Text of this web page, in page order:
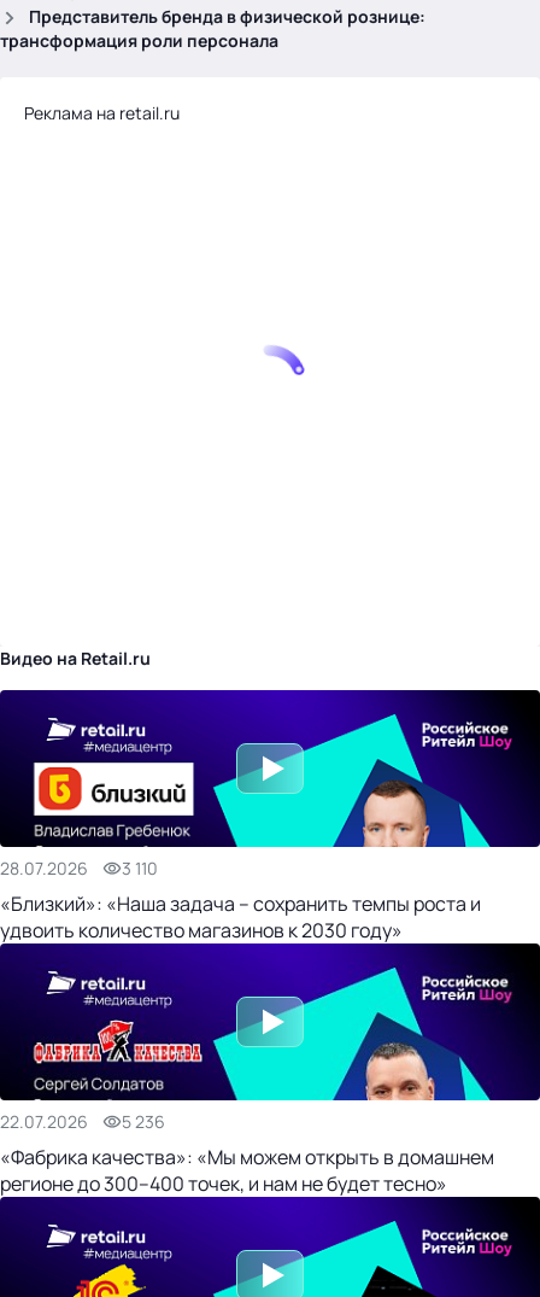
Представитель бренда в физической рознице:
трансформация роли персонала
Реклама на retail.ru
Видео на Retail.ru
28.07.2026 3 110
«Близкий»: «Наша задача – сохранить темпы роста и
удвоить количество магазинов к 2030 году»
22.07.2026 5 236
«Фабрика качества»: «Мы можем открыть в домашнем
регионе до 300–400 точек, и нам не будет тесно»